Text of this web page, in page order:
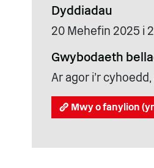
Dyddiadau
20 Mehefin 2025 i
Gwybodaeth
Ar agor i'r
Mwy o fanylion